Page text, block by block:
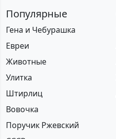
Популярные
Гена и Чебурашка
Евреи
Животные
Улитка
Штирлиц
Вовочка
Поручик Ржевский